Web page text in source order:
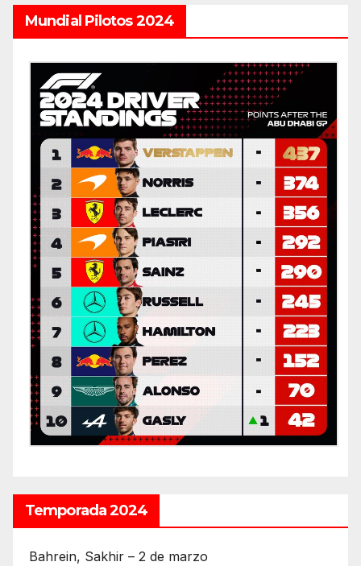
Mundial Pilotos 2024
Temporada 2024
Bahrein, Sakhir – 2 de marzo